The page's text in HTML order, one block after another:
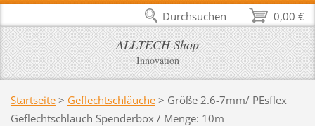
ALLTECH Shop
Innovation
Startseite > Geflechtschläuche > Größe 2.6-7mm/ PEsflex
Geflechtschlauch Spenderbox / Menge: 10m
0,00 €
Durchsuchen